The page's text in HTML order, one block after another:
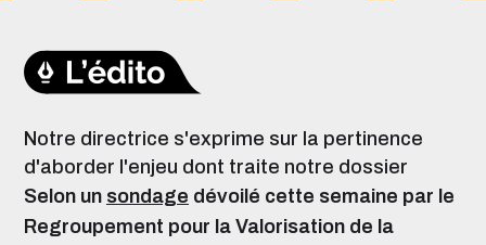
Notre directrice s'exprime sur la pertinence
d'aborder l'enjeu dont traite notre dossier
Selon un sondage dévoilé cette semaine par le
Regroupement pour la Valorisation de la